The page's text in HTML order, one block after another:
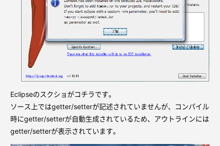
Eclipseのスクショがコチラです。
ソース上ではgetter/setterが記述されていませんが、コンパイル
時にgetter/setterが自動生成されているため、アウトラインには
getter/setterが表示されています。